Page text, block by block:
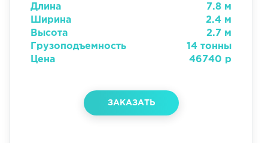
Длина
7.8 м
Ширина
2.4 м
Высота
2.7 м
Грузоподъемность
14 тонны
Цена
46740 р
ЗАКАЗАТЬ